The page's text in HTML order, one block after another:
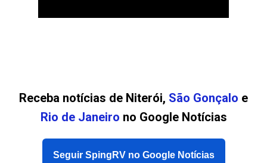
Receba notícias de Niterói, São Gonçalo e
Rio de Janeiro no Google Notícias
Seguir SpingRV no Google Notícias